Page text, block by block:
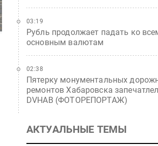
Рубль продолжает падать ко
основным валютам
03:19
Пятерку монументальных
ремонтов Хабаровска запечатлел
DVHAB (ФОТОРЕПОРТАЖ)
02:38
АКТУАЛЬНЫЕ ТЕМЫ